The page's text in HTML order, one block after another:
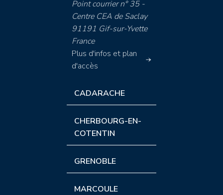
Point courrier n° 35 -
Centre CEA de Saclay
91191 Gif-sur-Yvette
France
Plus d'infos et plan
d'accès
CADARACHE
CHERBOURG-EN-
COTENTIN
GRENOBLE
MARCOULE